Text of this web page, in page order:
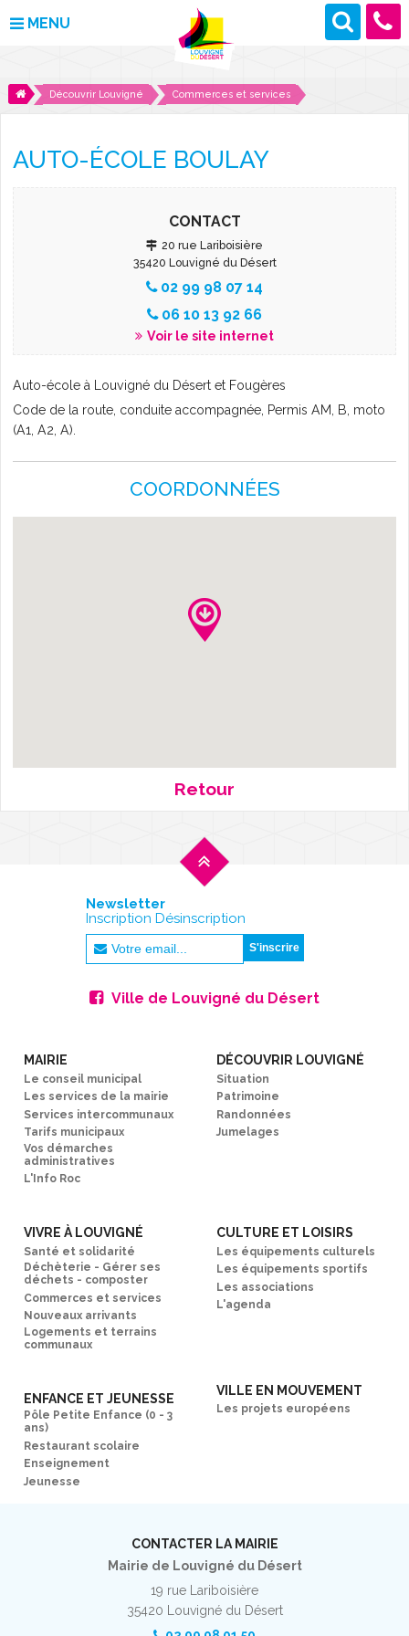
MENU
MAIRIE
DÉCOUVRIR LOUVIGNÉ
ENFANCE ET JEUNESSE
DES PROJETS POUR DEMAIN
ACTUALITÉS
L'AGENDA
Découvrir Louvigné Commerces et services
AUTO-ÉCOLE BOULAY
CONTACT
20 rue Lariboisière
35420 Louvigné du Désert
02 99 98 07 14
06 10 13 92 66
Voir le site internet
Auto-école à Louvigné du Désert et Fougères
Code de la route, conduite accompagnée, Permis AM, B, moto
(A1, A2, A).
COORDONNÉES
Retour
Newsletter
Inscription Désinscription
Ville de Louvigné du Désert
MAIRIE
Le conseil municipal
Les services de la mairie
Services intercommunaux
Tarifs municipaux
Vos démarches
administratives
L'Info Roc
DÉCOUVRIR LOUVIGNÉ
Situation
Patrimoine
Randonnées
Jumelages
VIVRE À LOUVIGNÉ
Santé et solidarité
Déchèterie - Gérer ses
déchets - composter
Commerces et services
Nouveaux arrivants
Logements et terrains
communaux
CULTURE ET LOISIRS
Les équipements culturels
Les équipements sportifs
Les associations
L'agenda
ENFANCE ET JEUNESSE
Pôle Petite Enfance (0 - 3
ans)
Restaurant scolaire
Enseignement
Jeunesse
VILLE EN MOUVEMENT
Les projets européens
CONTACTER LA MAIRIE
Mairie de Louvigné du Désert
19 rue Lariboisière
35420 Louvigné du Désert